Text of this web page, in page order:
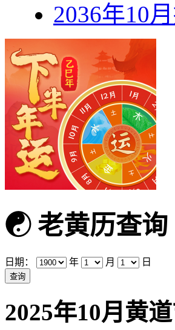
2036年10
☯老黄历查询
日期： 年 月 日
2025年10月黄